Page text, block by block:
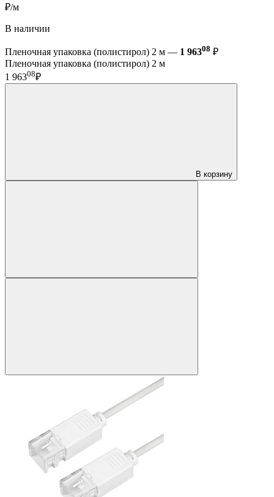
₽/м
В наличии
Пленочная упаковка (полистирол) 2 м — 1 96308 ₽
Пленочная упаковка (полистирол) 2 м
1 96308₽
В корзину